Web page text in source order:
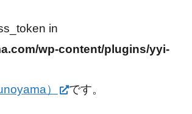
in
wp-content/plugins/yyi-
） です。